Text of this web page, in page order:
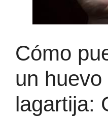
Cómo
un huevo
lagartija: